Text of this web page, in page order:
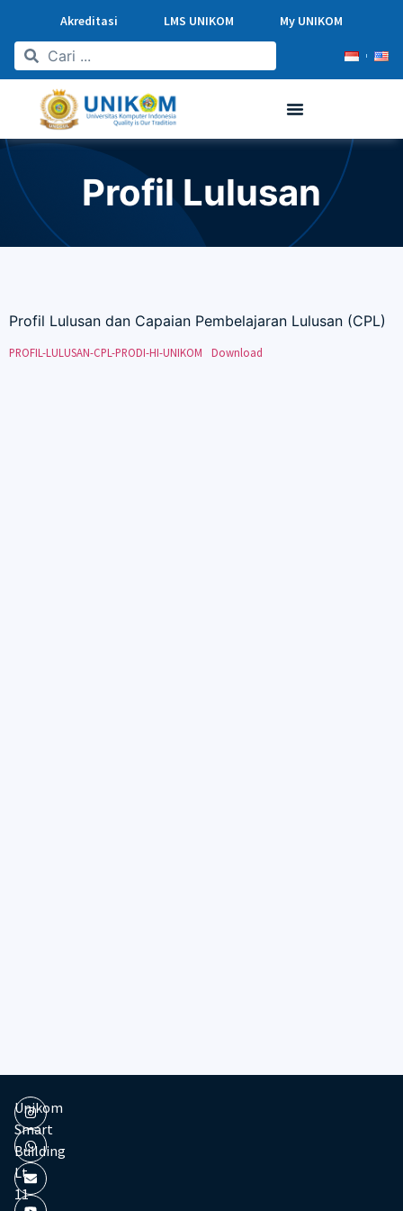
Akreditasi LMS UNIKOM My UNIKOM
Profil Lulusan
Profil Lulusan dan Capaian Pembelajaran Lulusan (CPL)
PROFIL-LULUSAN-CPL-PRODI-HI-UNIKOM Download
Unikom
Smart
Building
Lt.
11